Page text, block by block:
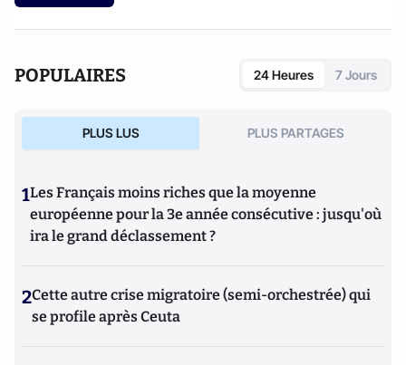
POPULAIRES 24 Heures 7 Jours
PLUS LUS PLUS PARTAGES
1Les Français moins riches que la moyenne
européenne pour la 3e année consécutive : jusqu'où
ira le grand déclassement ?
2Cette autre crise migratoire (semi-orchestrée) qui
se profile après Ceuta